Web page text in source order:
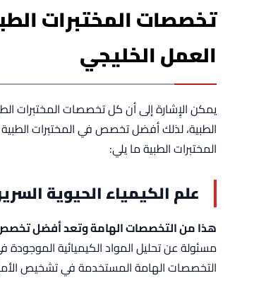
تخصصات المختبرات
العمل الخليجي
يمكن الإِشارة إلى أن كل تخصصات المختبرات
الطبية، لذلك أفضل تخصص في المختبرات
المختبرات الطبية ما يلي:
علم الكيمياء الحيوية
هذا من التخصصات الهامة وتعد أفضل
مسئولة عن تحليل المواد الكيميائية الموجودة
التخصصات الهامة المستخدمة في تشخيص